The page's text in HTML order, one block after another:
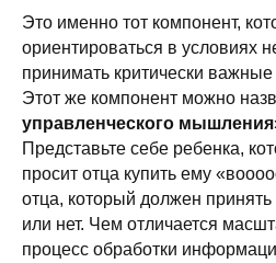
Это именно тот компонент,
ориентироваться в условиях
принимать критически
Этот же компонент можно
управленческого
Представьте себе ребенка,
просит отца купить ему
отца, который должен
или нет. Чем отличается
процесс обработки